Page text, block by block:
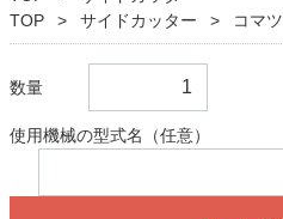
TOP
サイドカッター コマツ
数量
使用機械の型式名（任意）